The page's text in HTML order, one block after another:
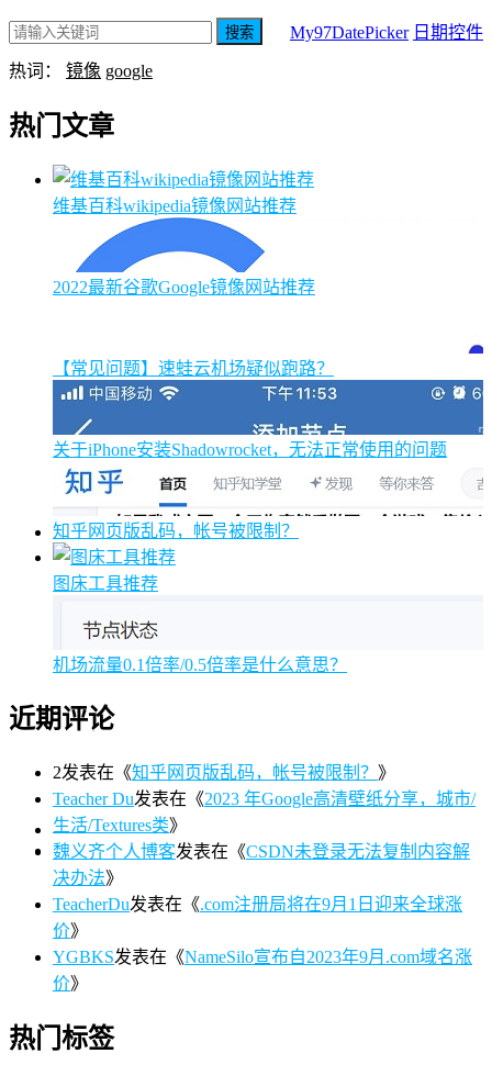
My97DatePicker 日期控件
搜索
热词： 镜像 google
热门文章
维基百科wikipedia镜像网站推荐
2022最新谷歌Google镜像网站推荐
【常见问题】速蛙云机场疑似跑路？
关于iPhone安装Shadowrocket，无法正常使用的问题
知乎网页版乱码，帐号被限制？
图床工具推荐
机场流量0.1倍率/0.5倍率是什么意思？
近期评论
2发表在《知乎网页版乱码，帐号被限制？ 》
Teacher Du发表在《2023 年Google高清壁纸分享，城市/
生活/Textures类》
魏义齐个人博客发表在《CSDN未登录无法复制内容解
决办法》
TeacherDu发表在《.com注册局将在9月1日迎来全球涨
价》
YGBKS发表在《NameSilo宣布自2023年9月.com域名涨
价》
热门标签